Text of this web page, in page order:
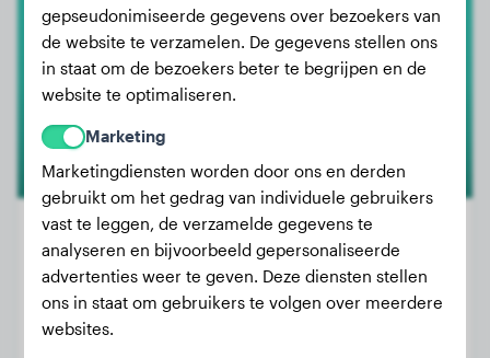
Oruga
Gewicht:
5 kg
Leeftijd:
gepseudonimiseerde gegevens over bezoekers van
de website te verzamelen. De gegevens stellen ons
in staat om de bezoekers beter te begrijpen en de
website te optimaliseren.
Marketing
Marketingdiensten worden door ons en derden
gebruikt om het gedrag van individuele gebruikers
vast te leggen, de verzamelde gegevens te
analyseren en bijvoorbeeld gepersonaliseerde
advertenties weer te geven. Deze diensten stellen
ons in staat om gebruikers te volgen over meerdere
websites.